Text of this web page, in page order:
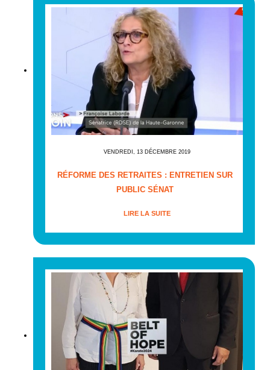
VENDREDI, 13 DÉCEMBRE 2019
RÉFORME DES RETRAITES : ENTRETIEN SUR
PUBLIC SÉNAT
LIRE LA SUITE